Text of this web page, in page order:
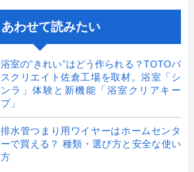
あわせて読みたい
浴室の”きれい”はどう作られる？TOTOバ
スクリエイト佐倉工場を取材。浴室「シ
ンラ」体験と新機能「浴室クリアキー
プ」
排水管つまり用ワイヤーはホームセンタ
ーで買える？ 種類・選び方と安全な使い
方